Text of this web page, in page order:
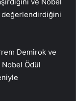
değerlendirdiğini
Demirok ve
Ödül